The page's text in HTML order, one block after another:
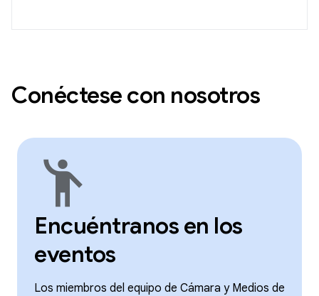
Conéctese con nosotros
emoji_people
Encuéntranos en los
eventos
Los miembros del equipo de Cámara y Medios de